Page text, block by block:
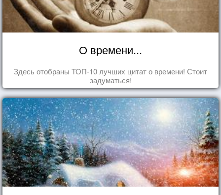
О времени...
Здесь отобраны ТОП-10 лучших цитат о времени! Стоит
задуматься!